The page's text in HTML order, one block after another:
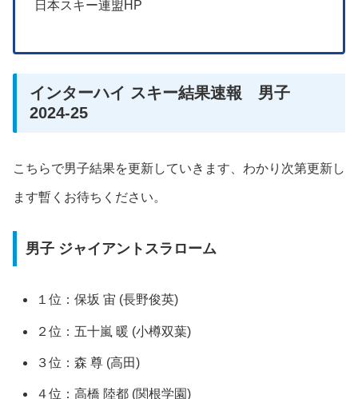
日本スキー連盟HP
インターハイ スキー結果速報 男子
2024-25
こちらで男子結果を更新していきます、わかり次第更新し
ます暫くお待ちください。
男子 ジャイアントスラローム
１位：保坂 宙 (長野俊英)
２位：五十嵐 暖 (小樽双葉)
３位：森 尊 (高田)
４位：高橋 陸都 (関根学園)